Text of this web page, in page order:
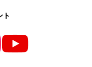
ト